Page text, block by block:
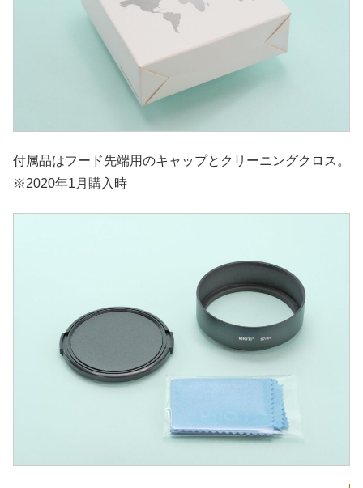
付属品はフード先端用のキャップとクリーニングクロス。
※2020年1月購入時